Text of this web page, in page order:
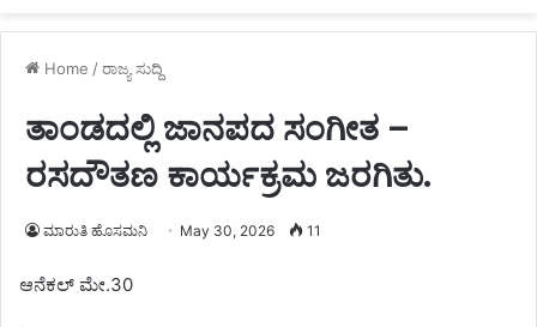
Home /ರಾಜ್ಯ ಸುದ್ದಿ
ತಾಂಡದಲ್ಲಿ ಜಾನಪದ ಸಂಗೀತ –
ರಸದೌತಣ ಕಾರ್ಯಕ್ರಮ ಜರಗಿತು.
ಮಾರುತಿ ಹೊಸಮನಿ May 30, 2026 11
ಆನೆಕಲ್ ಮೇ.30